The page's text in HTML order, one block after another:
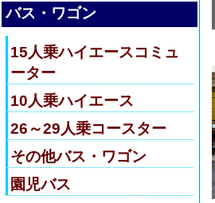
バス・ワゴン
15人乗ハイエースコミュ
ーター
10人乗ハイエース
26～29人乗コースター
その他バス・ワゴン
園児バス